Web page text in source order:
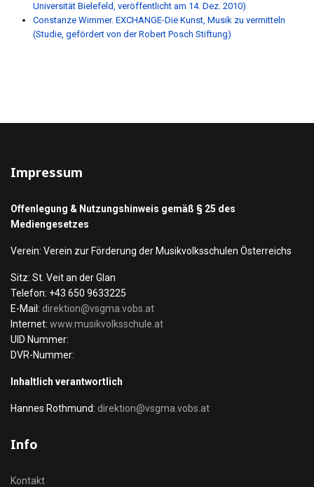
Universität Bielefeld, veröffentlicht am 14. Dez. 2010)
Constanze Wimmer. EXCHANGE-Die Kunst, Musik zu vermitteln
(Studie, gefördert von der Robert Posch Stiftung)
Impressum
Offenlegung & Nutzungshinweis gemäß § 25 des
Mediengesetzes
Verein: Verein zur Förderung der Musikvolksschulen Österreichs
Sitz: St. Veit an der Glan
Telefon: +43 650 9633225
E-Mail: direktion@vsgma.vobs.at
Internet: www.musikvolksschule.at
UID Nummer:
DVR-Nummer:
Inhaltlich verantwortlich
Hannes Rothmund: direktion@vsgma.vobs.at
Info
Kontakt